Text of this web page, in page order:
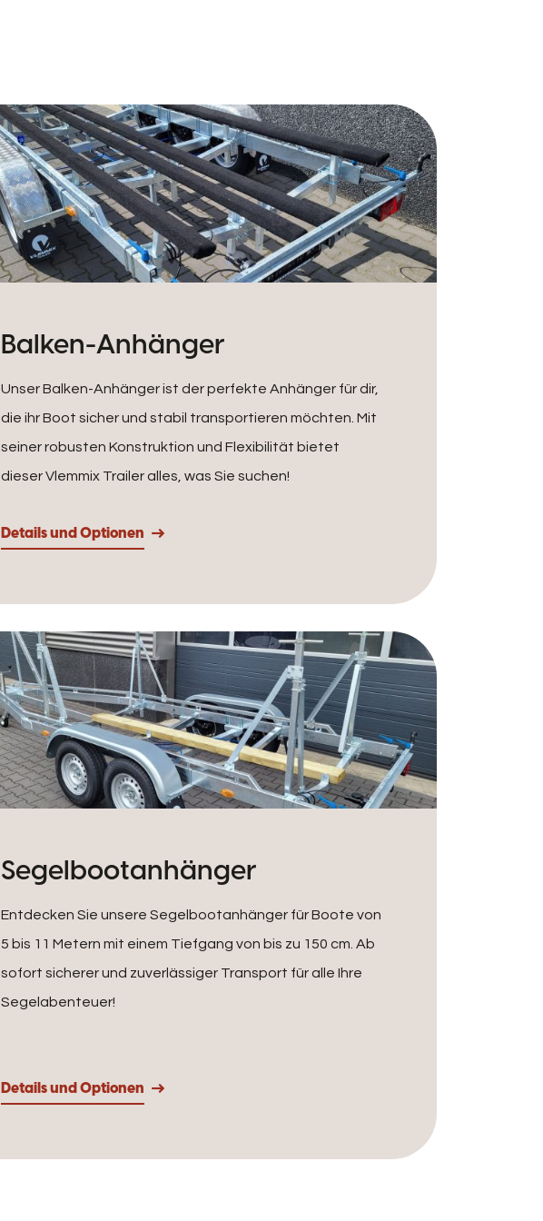
Balken-Anhänger
Unser Balken-Anhänger ist der perfekte Anhänger für dir,
die ihr Boot sicher und stabil transportieren möchten. Mit
seiner robusten Konstruktion und Flexibilität bietet
dieser Vlemmix Trailer alles, was Sie suchen!
Details und Optionen
Segelbootanhänger
Entdecken Sie unsere Segelbootanhänger für Boote von
5 bis 11 Metern mit einem Tiefgang von bis zu 150 cm. Ab
sofort sicherer und zuverlässiger Transport für alle Ihre
Segelabenteuer!
Details und Optionen